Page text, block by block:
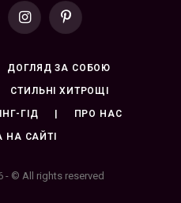
InstagramPinterest
ДОГЛЯД ЗА СОБОЮ
СТИЛЬНІ ХИТРОЩІ
ГІД ПРО НАС
НА САЙТІ
- © All rights reserved